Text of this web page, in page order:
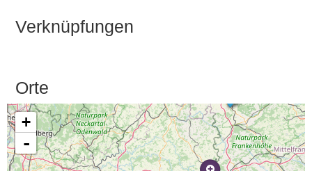
Verknüpfungen
Orte
+
-